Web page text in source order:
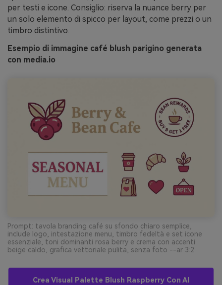
per testi e icone. Consiglio: riserva la nuance berry per
un solo elemento di spicco per layout, come prezzi o un
timbro distintivo.
Esempio di immagine café blush parigino generata
con media.io
Prompt: tavola branding café su sfondo chiaro semplice,
include logo, intestazione menu, timbro fedeltà e set icone
essenziale, toni dominanti rosa berry e crema con accenti
beige caldo, grafica vettoriale pulita, senza foto --ar 3:2
Crea Visual Palette Blush Raspberry Con AI